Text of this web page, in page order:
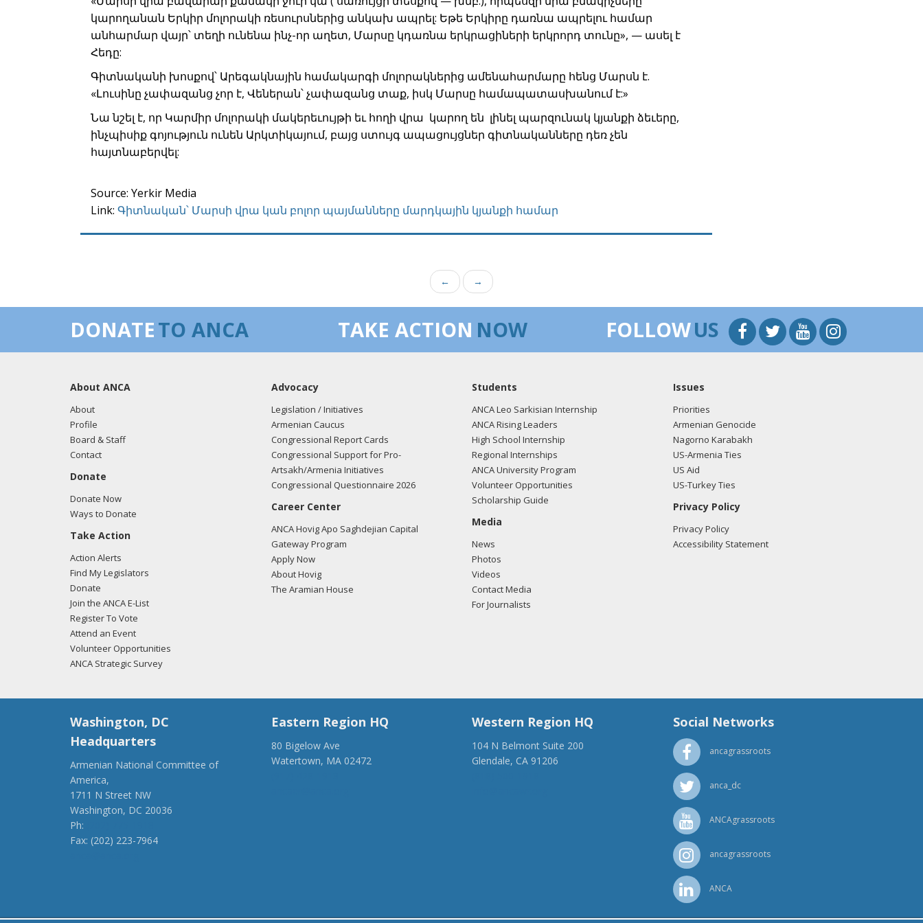
կարողանան Երկիր մոլորակի ռեսուրսներից անկախ ապրել: Եթե Երկիրը դառնա ապրելու համար
անհարմար վայր՝ տեղի ունենա ինչ-որ աղետ, Մարսը կդառնա երկրացիների երկրորդ տունը», — ասել է
Հեդը:
Գիտնականի խոսքով՝ Արեգակնային համակարգի մոլորակներից ամենահարմարը հենց Մարսն է.
«Լուսինը չափազանց չոր է, Վեներան՝ չափազանց տաք, իսկ Մարսը համապատասխանում է:»
Նա նշել է, որ Կարմիր մոլորակի մակերեւույթի եւ հողի վրա կարող են լինել պարզունակ կյանքի ձեւերը,
ինչպիսիք գոյություն ունեն Արկտիկայում, բայց ստույգ ապացույցներ գիտնականները դեռ չեն
հայտնաբերվել:
Source: Yerkir Media
Link: Գիտնական՝ Մարսի վրա կան բոլոր պայմանները մարդկային կյանքի համար
← →
DONATETO ANCA TAKE ACTION NOW FOLLOWUS
About ANCA
About
Profile
Board & Staff
Contact
Donate
Donate Now
Ways to Donate
Take Action
Action Alerts
Find My Legislators
Donate
Join the ANCA E-List
Register To Vote
Attend an Event
Volunteer Opportunities
ANCA Strategic Survey
Advocacy
Legislation / Initiatives
Armenian Caucus
Congressional Report Cards
Congressional Support for Pro-
Artsakh/Armenia Initiatives
Congressional Questionnaire 2026
Career Center
ANCA Hovig Apo Saghdejian Capital
Gateway Program
Apply Now
About Hovig
The Aramian House
Students
ANCA Leo Sarkisian Internship
ANCA Rising Leaders
High School Internship
Regional Internships
ANCA University Program
Volunteer Opportunities
Scholarship Guide
Media
News
Photos
Videos
Contact Media
For Journalists
Issues
Priorities
Armenian Genocide
Nagorno Karabakh
US-Armenia Ties
US Aid
US-Turkey Ties
Privacy Policy
Privacy Policy
Accessibility Statement
Washington, DC
Headquarters
Armenian National Committee of
America,
1711 N Street NW
Washington, DC 20036
Ph:
Fax: (202) 223-7964
Eastern Region HQ
80 Bigelow Ave
Watertown, MA 02472
Western Region HQ
104 N Belmont Suite 200
Glendale, CA 91206
Social Networks
ancagrassroots
anca_dc
ANCAgrassroots
ancagrassroots
ANCA